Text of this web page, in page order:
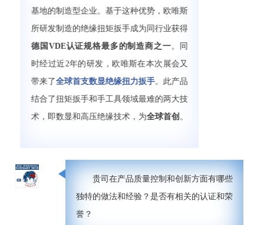
基地的制造型企业。基于这种优势，欧唯斯
所研发制造的绝缘扭矩扳手成为同行业获得
德国VDE认证规格最多的制造商之一 。同
时经过近2年的研发，欧唯斯在本次展会又
带来了全球首支数显绝缘扭力扳手。此产品
结合了扭矩扳手和手工具领域最难的两大技
术，即数显和高压绝缘技术，为全球首创 。
贵司在产品质量控制和创新方面有哪些
独特的做法和经验？是否有相关的认证和荣
誉？